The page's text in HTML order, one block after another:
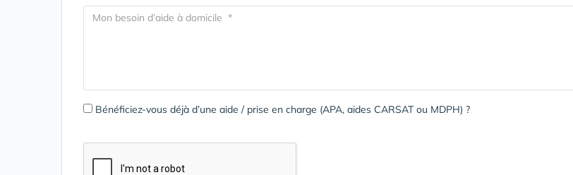
Bénéficiez-vous déjà d’une aide / prise en charge (APA, aides CARSAT ou MDPH) ?